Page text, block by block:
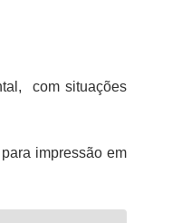
com situações
impressão em